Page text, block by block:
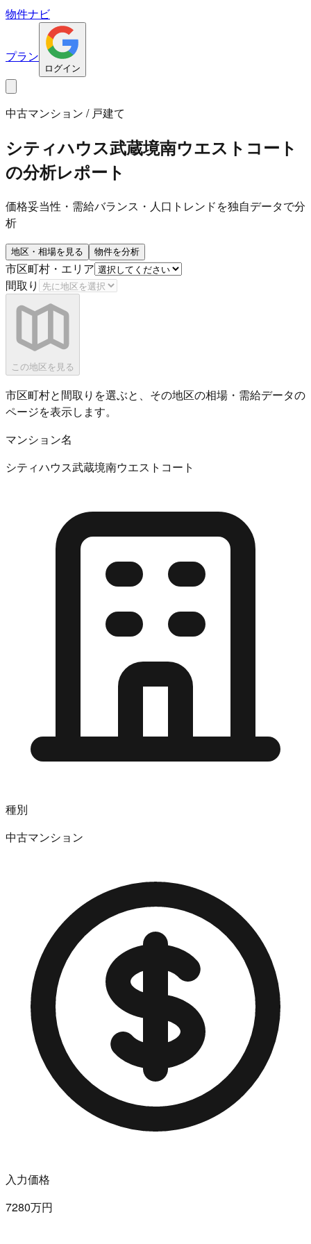
物件ナビ
プラン
ログイン
中古マンション / 戸建て
シティハウス武蔵境南ウエストコート
の分析レポート
価格妥当性・需給バランス・人口トレンドを独自データで分
析
地区・相場を見る 物件を分析
市区町村・エリア
間取り
この地区を見る
市区町村と間取りを選ぶと、その地区の相場・需給データの
ページを表示します。
マンション名
シティハウス武蔵境南ウエストコート
種別
中古マンション
入力価格
7280万円